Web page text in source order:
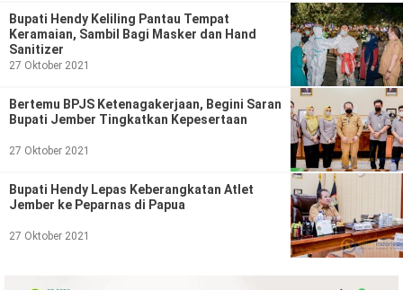
Otomotif
Iptek
Pendidikan Ilmiah
Teknologi
SosBud
Sosial
Bupati Hendy Keliling Pantau Tempat
Keramaian, Sambil Bagi Masker dan Hand
Sanitizer
27 Oktober 2021
Bertemu BPJS Ketenagakerjaan, Begini Saran
Bupati Jember Tingkatkan Kepesertaan
27 Oktober 2021
Bupati Hendy Lepas Keberangkatan Atlet
Jember ke Peparnas di Papua
27 Oktober 2021